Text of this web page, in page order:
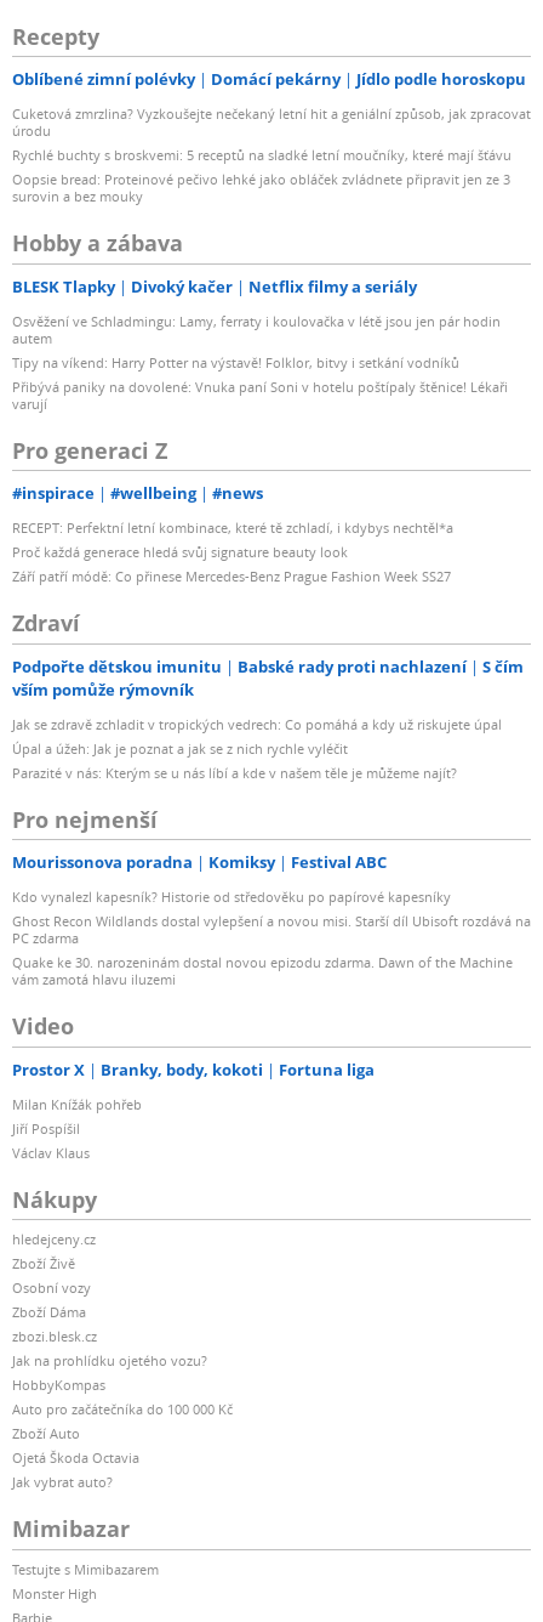
Recepty
Oblíbené zimní polévky Domácí pekárny Jídlo podle horoskopu
Cuketová zmrzlina? Vyzkoušejte nečekaný letní hit a geniální způsob, jak zpracovat
úrodu
Rychlé buchty s broskvemi: 5 receptů na sladké letní moučníky, které mají šťávu
Oopsie bread: Proteinové pečivo lehké jako obláček zvládnete připravit jen ze 3
surovin a bez mouky
Hobby a zábava
BLESK Tlapky Divoký kačer Netflix filmy a seriály
Osvěžení ve Schladmingu: Lamy, ferraty i koulovačka v létě jsou jen pár hodin
autem
Tipy na víkend: Harry Potter na výstavě! Folklor, bitvy i setkání vodníků
Přibývá paniky na dovolené: Vnuka paní Soni v hotelu poštípaly štěnice! Lékaři
varují
Pro generaci Z
#inspirace #wellbeing #news
RECEPT: Perfektní letní kombinace, které tě zchladí, i kdybys nechtěl*a
Proč každá generace hledá svůj signature beauty look
Září patří módě: Co přinese Mercedes-Benz Prague Fashion Week SS27
Zdraví
Podpořte dětskou imunitu Babské rady proti nachlazení
S čím
vším pomůže rýmovník
Jak se zdravě zchladit v tropických vedrech: Co pomáhá a kdy už riskujete úpal
Úpal a úžeh: Jak je poznat a jak se z nich rychle vyléčit
Parazité v nás: Kterým se u nás líbí a kde v našem těle je můžeme najít?
Pro nejmenší
Mourissonova poradna Komiksy Festival ABC
Kdo vynalezl kapesník? Historie od středověku po papírové kapesníky
Ghost Recon Wildlands dostal vylepšení a novou misi. Starší díl Ubisoft rozdává na
PC zdarma
Quake ke 30. narozeninám dostal novou epizodu zdarma. Dawn of the Machine
vám zamotá hlavu iluzemi
Video
Prostor X Branky, body, kokoti Fortuna liga
Milan Knížák pohřeb
Jiří Pospíšil
Václav Klaus
Nákupy
hledejceny.cz
Zboží Živě
Osobní vozy
Zboží Dáma
zbozi.blesk.cz
Jak na prohlídku ojetého vozu?
HobbyKompas
Auto pro začátečníka do 100 000 Kč
Zboží Auto
Ojetá Škoda Octavia
Jak vybrat auto?
Mimibazar
Testujte s Mimibazarem
Monster High
Barbie